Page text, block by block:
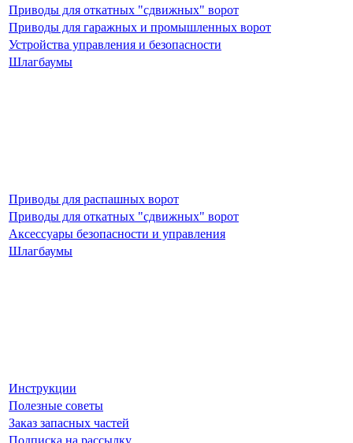
Приводы для откатных "сдвижных" ворот
Приводы для гаражных и промышленных ворот
Устройства управления и безопасности
Шлагбаумы
Приводы для распашных ворот
Приводы для откатных "сдвижных" ворот
Аксессуары безопасности и управления
Шлагбаумы
Инструкции
Полезные советы
Заказ запасных частей
Подписка на рассылку